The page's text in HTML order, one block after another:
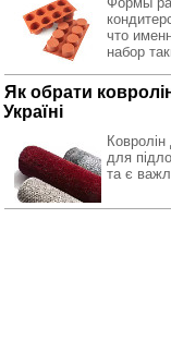
что
набор
Як обрати
Україні
для
та є